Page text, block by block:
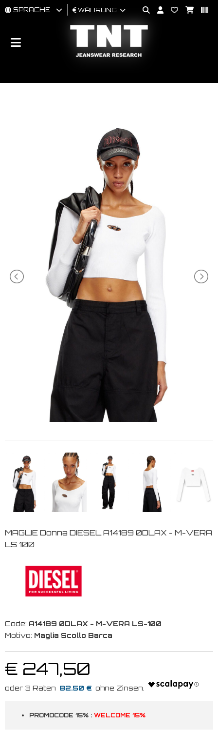
MÄNNER
BRAND
SPRACHE WÄHRUNG
MAGLIE Donna DIESEL A14189 0DLAX - M-VERA
LS 100
Code: A14189 0DLAX - M-VERA LS-100
Motivo: Maglia Scollo Barca
€ 247,50
82.50 €
PROMOCODE 15% : WELCOME 15%